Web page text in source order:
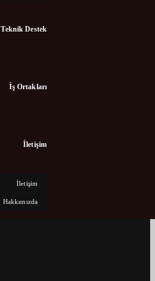
Teknik Destek
İş Ortakları
İletişim
İletişim
Hakkımızda